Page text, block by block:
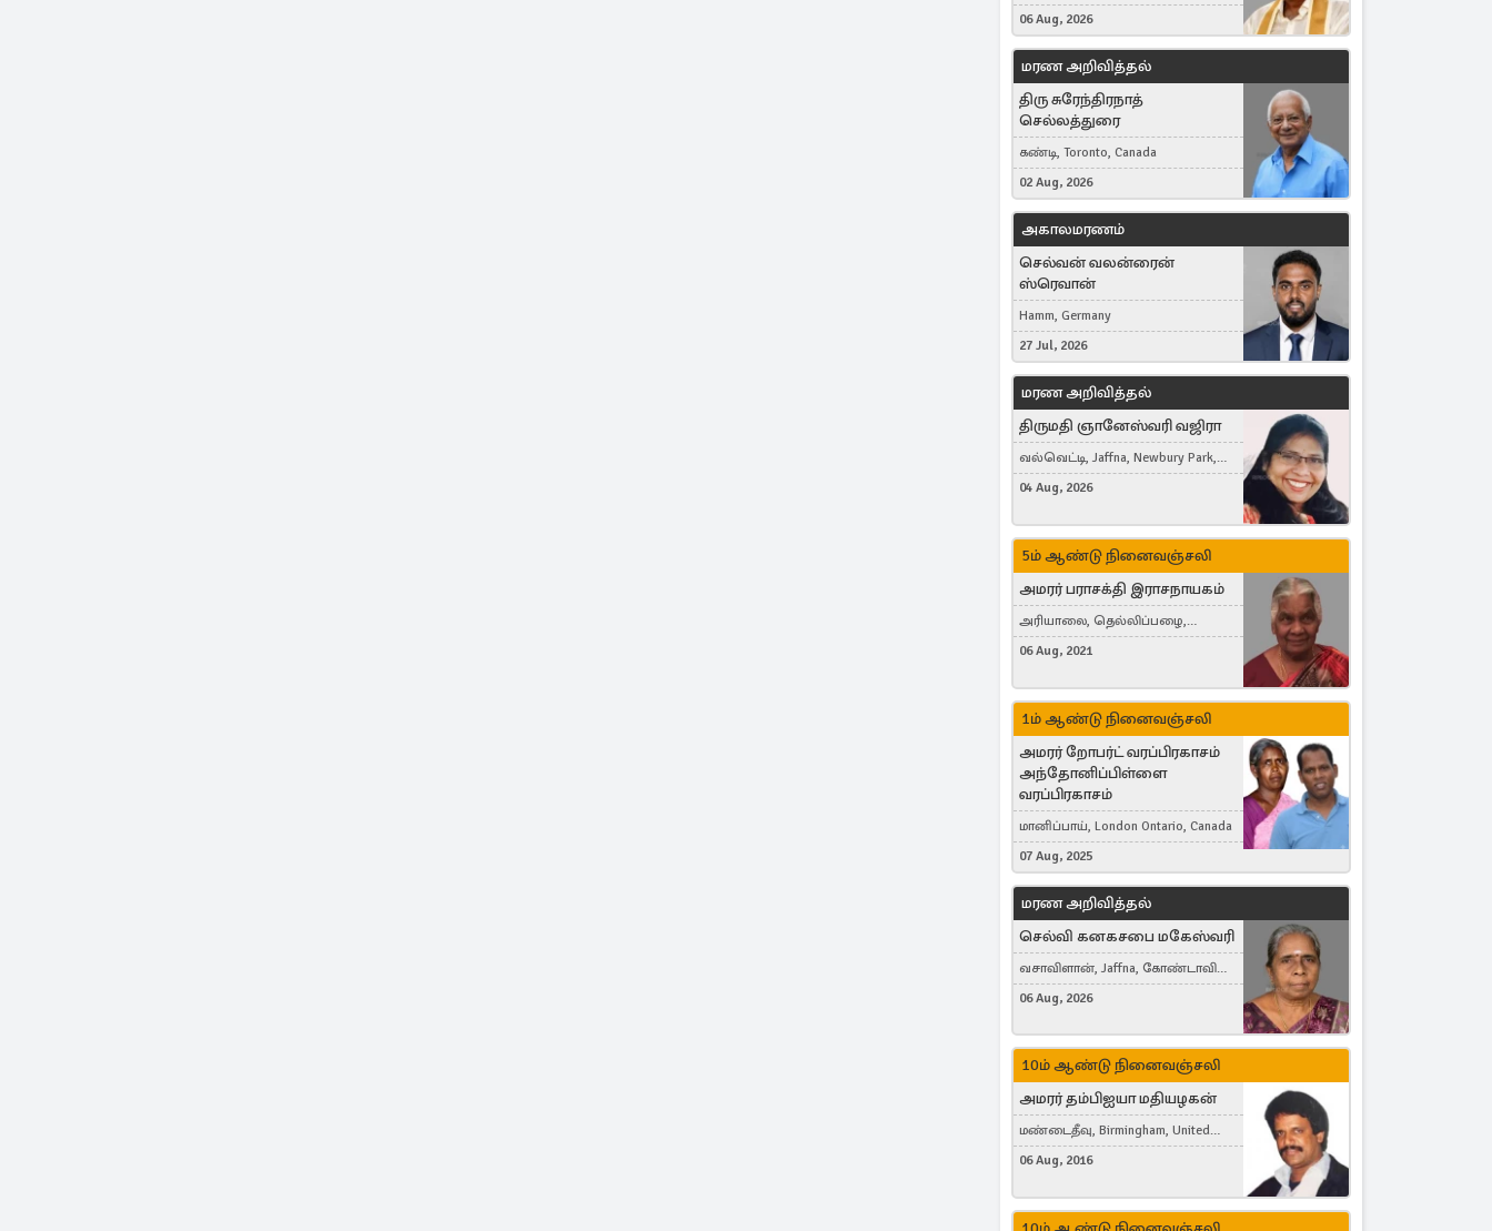
France
06 Aug, 2026
மரண அறிவித்தல்
திரு சுரேந்திரநாத்
செல்லத்துரை
கண்டி, Toronto, Canada
02 Aug, 2026
அகாலமரணம்
செல்வன் வலன்ரைன்
ஸ்ரெவான்
Hamm, Germany
27 Jul, 2026
மரண அறிவித்தல்
திருமதி ஞானேஸ்வரி வஜிரா
வல்வெட்டி, Jaffna, Newbury Park,
United Kingdom
04 Aug, 2026
5ம் ஆண்டு நினைவஞ்சலி
அமரர் பராசக்தி இராசநாயகம்
அரியாலை, தெல்லிப்பழை,
Montreal, Canada
06 Aug, 2021
1ம் ஆண்டு நினைவஞ்சலி
அமரர் றோபர்ட் வரப்பிரகாசம்
அந்தோனிப்பிள்ளை
வரப்பிரகாசம்
மானிப்பாய், London Ontario, Canada
07 Aug, 2025
மரண அறிவித்தல்
செல்வி கனகசபை மகேஸ்வரி
வசாவிளான், Jaffna, கோண்டாவில்
கிழக்கு
06 Aug, 2026
10ம் ஆண்டு நினைவஞ்சலி
அமரர் தம்பிஐயா மதியழகன்
மண்டைதீவு, Birmingham, United
Kingdom
06 Aug, 2016